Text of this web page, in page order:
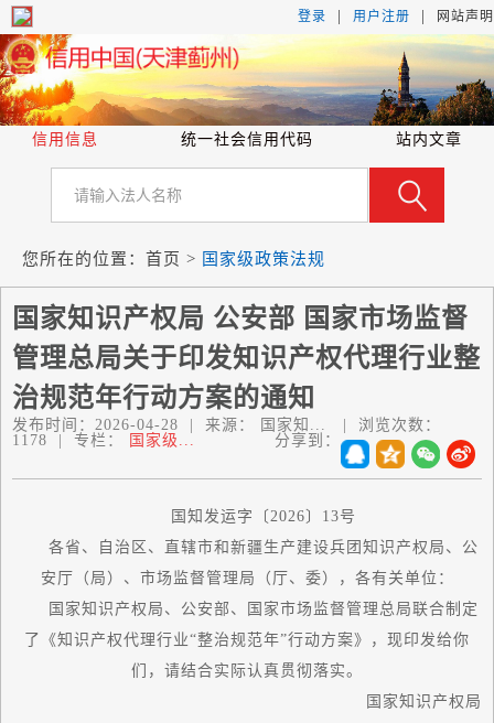
登录 用户注册 网站声明
信用信息 统一社会信用代码 站内文章
您所在的位置： 首页 > 国家级政策法规
国家知识产权局 公安部 国家市场监督
管理总局关于印发知识产权代理行业整
治规范年行动方案的通知
发布时间： 2026-04-28 来源： 国家知...
浏览次数：
1178
专栏： 国家级... 分享到：
国知发运字〔2026〕13号
各省、自治区、直辖市和新疆生产建设兵团知识产权局、公
安厅（局）、市场监督管理局（厅、委），各有关单位：
国家知识产权局、公安部、 国家市场监督管理总局联合制定
了《知识产权代理行业“整治规范年”行动方案》，现印发给你
们，请结合实际认真贯彻落实。
国家知识产权局